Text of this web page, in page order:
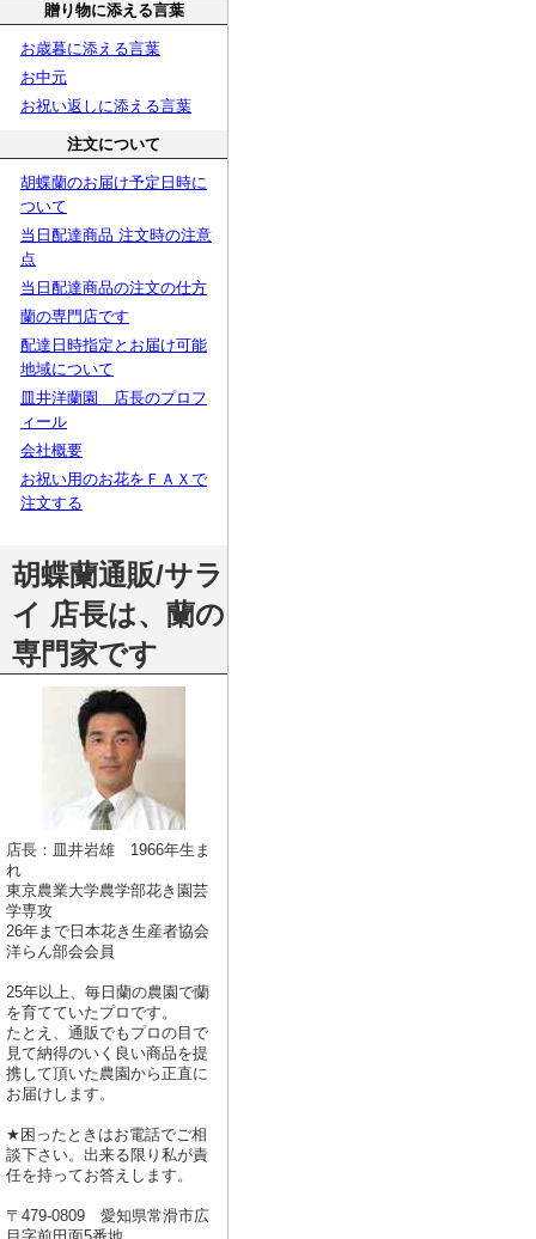
贈り物に添える言葉
お歳暮に添える言葉
お中元
お祝い返しに添える言葉
注文について
胡蝶蘭のお届け予定日時に
ついて
当日配達商品 注文時の注意
点
当日配達商品の注文の仕方
蘭の専門店です
配達日時指定とお届け可能
地域について
皿井洋蘭園 店長のプロフ
ィール
会社概要
お祝い用のお花をＦＡＸで
注文する
胡蝶蘭通販/サラ
イ 店長は、蘭の
専門家です
店長：皿井岩雄 1966年生ま
れ
東京農業大学農学部花き園芸
学専攻
26年まで日本花き生産者協会
洋らん部会会員
25年以上、毎日蘭の農園で蘭
を育てていたプロです。
たとえ、通販でもプロの目で
見て納得のいく良い商品を提
携して頂いた農園から正直に
お届けします。
★困ったときはお電話でご相
談下さい。出来る限り私が責
任を持ってお答えします。
〒479-0809 愛知県常滑市広